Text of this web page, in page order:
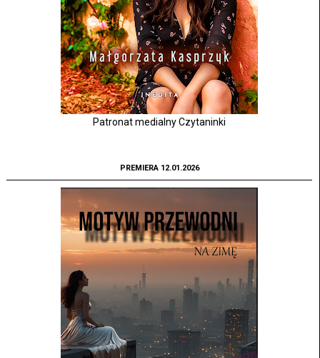
Patronat medialny Czytaninki
PREMIERA 12.01.2026